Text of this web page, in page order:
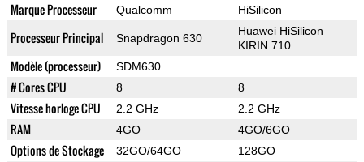
Marque Processeur Qualcomm HiSilicon
Processeur Principal Snapdragon 630
Huawei HiSilicon
KIRIN 710
Modèle (processeur) SDM630
# Cores CPU 8 8
Vitesse horloge CPU 2.2 GHz 2.2 GHz
RAM 4GO 4GO/6GO
Options de Stockage 32GO/64GO 128GO